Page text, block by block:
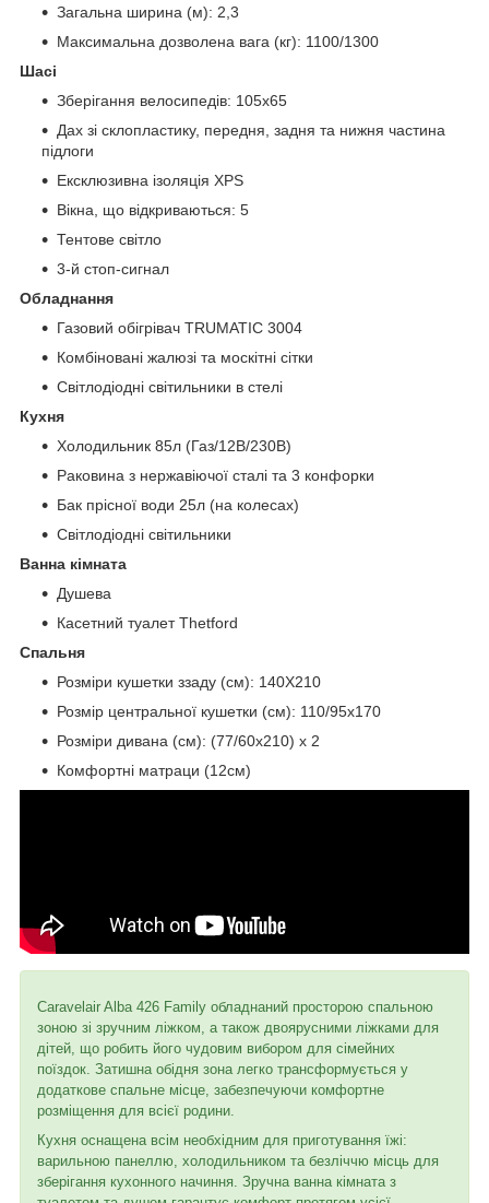
Загальна ширина (м): 2,3
Максимальна дозволена вага (кг): 1100/1300
Шасі
Зберігання велосипедів: 105x65
Дах зі склопластику, передня, задня та нижня частина
підлоги
Ексклюзивна ізоляція XPS
Вікна, що відкриваються: 5
Тентове світло
3-й стоп-сигнал
Обладнання
Газовий обігрівач TRUMATIC 3004
Комбіновані жалюзі та москітні сітки
Світлодіодні світильники в стелі
Кухня
Холодильник 85л (Газ/12В/230В)
Раковина з нержавіючої сталі та 3 конфорки
Бак прісної води 25л (на колесах)
Світлодіодні світильники
Ванна кімната
Душева
Касетний туалет Thetford
Спальня
Розміри кушетки ззаду (см): 140X210
Розмір центральної кушетки (см): 110/95x170
Розміри дивана (см): (77/60x210) x 2
Комфортні матраци (12см)
Caravelair Alba 426 Family обладнаний просторою спальною
зоною зі зручним ліжком, а також двоярусними ліжками для
дітей, що робить його чудовим вибором для сімейних
поїздок. Затишна обідня зона легко трансформується у
додаткове спальне місце, забезпечуючи комфортне
розміщення для всієї родини.
Кухня оснащена всім необхідним для приготування їжі:
варильною панеллю, холодильником та безліччю місць для
зберігання кухонного начиння. Зручна ванна кімната з